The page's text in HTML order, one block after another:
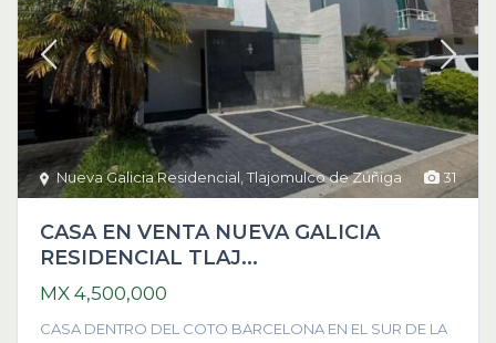
31
Nueva Galicia Residencial,Tlajomulco de Zúñiga
CASA EN VENTA NUEVA GALICIA
RESIDENCIAL TLAJ...
MX 4,500,000
CASA DENTRO DEL COTO BARCELONA EN EL SUR DE LA